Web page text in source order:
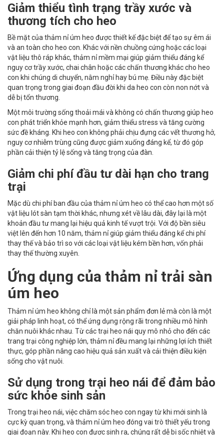
Giảm thiểu tình trạng trầy xước và
thương tích cho heo
Bề mặt của thảm nỉ úm heo được thiết kế đặc biệt để tạo sự êm ái
và an toàn cho heo con. Khác với nền chuồng cứng hoặc các loại
vật liệu thô ráp khác, thảm nỉ mềm mại giúp giảm thiểu đáng kể
nguy cơ trầy xước, chai chân hoặc các chấn thương khác cho heo
con khi chúng di chuyển, nằm nghỉ hay bú mẹ. Điều này đặc biệt
quan trọng trong giai đoạn đầu đời khi da heo con còn non nớt và
dễ bị tổn thương.
Một môi trường sống thoải mái và không có chấn thương giúp heo
con phát triển khỏe mạnh hơn, giảm thiểu stress và tăng cường
sức đề kháng. Khi heo con không phải chịu đựng các vết thương hở,
nguy cơ nhiễm trùng cũng được giảm xuống đáng kể, từ đó góp
phần cải thiện tỷ lệ sống và tăng trọng của đàn.
Giảm chi phí đầu tư dài hạn cho trang
trại
Mặc dù chi phí ban đầu của thảm nỉ úm heo có thể cao hơn một số
vật liệu lót sàn tạm thời khác, nhưng xét về lâu dài, đây lại là một
khoản đầu tư mang lại hiệu quả kinh tế vượt trội. Với độ bền siêu
việt lên đến hơn 10 năm, thảm nỉ giúp giảm thiểu đáng kể chi phí
thay thế và bảo trì so với các loại vật liệu kém bền hơn, vốn phải
thay thế thường xuyên.
Ứng dụng của thảm nỉ trải sàn
úm heo
Thảm nỉ úm heo không chỉ là một sản phẩm đơn lẻ mà còn là một
giải pháp linh hoạt, có thể ứng dụng rộng rãi trong nhiều mô hình
chăn nuôi khác nhau. Từ các trại heo nái quy mô nhỏ cho đến các
trang trại công nghiệp lớn, thảm nỉ đều mang lại những lợi ích thiết
thực, góp phần nâng cao hiệu quả sản xuất và cải thiện điều kiện
sống cho vật nuôi.
Sử dụng trong trại heo nái để đảm bảo
sức khỏe sinh sản
Trong trại heo nái, việc chăm sóc heo con ngay từ khi mới sinh là
cực kỳ quan trọng, và thảm nỉ úm heo đóng vai trò thiết yếu trong
giai đoạn này. Khi heo con được sinh ra, chúng rất dễ bị sốc nhiệt và